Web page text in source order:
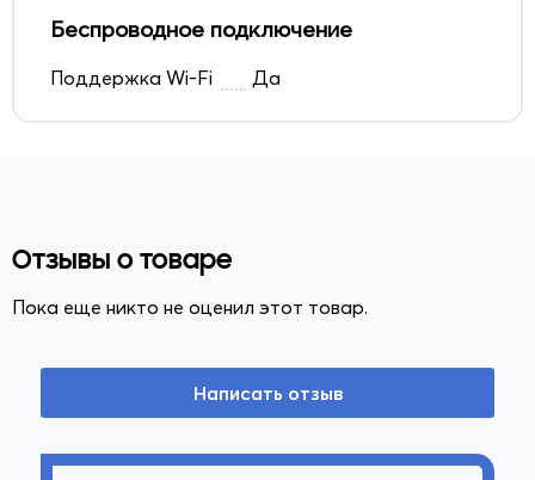
Беспроводное подключение
Поддержка Wi-Fi Да
Отзывы о товаре
Пока еще никто не оценил этот товар.
Написать отзыв